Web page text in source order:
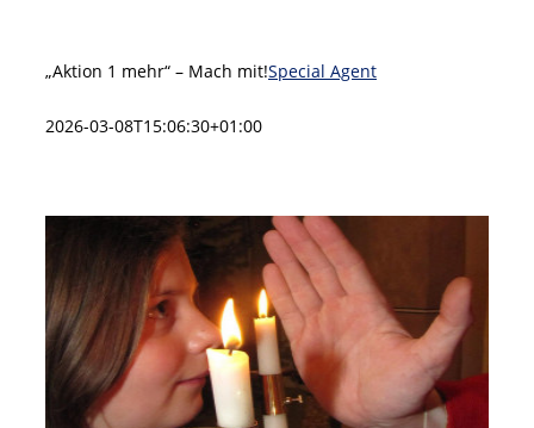
„Aktion 1 mehr“ – Mach mit!Special Agent
2026-03-08T15:06:30+01:00